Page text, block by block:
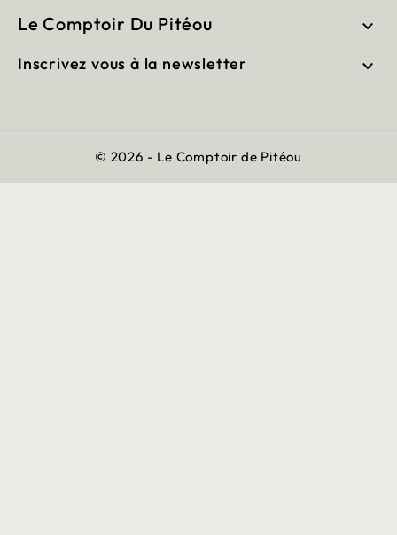
Le Comptoir Du Pitéou 
Inscrivez vous à la newsletter 
© 2026 - Le Comptoir de Pitéou